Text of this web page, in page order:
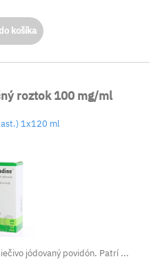
do košíka
roztok 100 mg/ml
1x120 ml
jódovaný povidón. Patrí ...